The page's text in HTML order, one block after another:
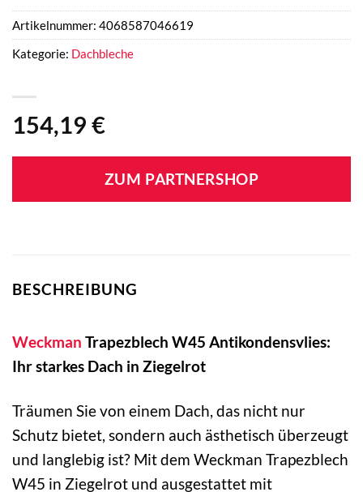
154,19 €
ZUM PARTNERSHOP
Artikelnummer: 4068587046619
Kategorie: Dachbleche
BESCHREIBUNG
Weckman Trapezblech W45 Antikondensvlies:
Ihr starkes Dach in Ziegelrot
Träumen Sie von einem Dach, das nicht nur
Schutz bietet, sondern auch ästhetisch überzeugt
und langlebig ist? Mit dem Weckman Trapezblech
W45 in Ziegelrot und ausgestattet mit